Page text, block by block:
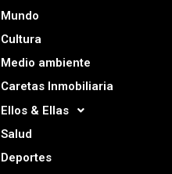
Mundo
Cultura
Medio ambiente
Caretas Inmobiliaria
Ellos & Ellas
Salud
Deportes